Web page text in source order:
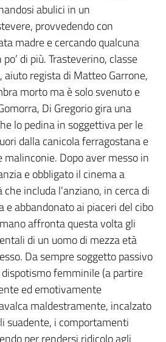
abulici in un
provvedendo con
madre e cercando qualcuna
di più. Trasteverino, classe
regista di Matteo Garrone,
morto ma è solo svenuto e
Di Gregorio gira una
lo pedina in soggettiva per le
dalla canicola ferragostana e
Dopo aver messo in
e obbligato il cinema a
includa l’anziano, in cerca di
e abbandonato ai piaceri del cibo
affronta questa volta gli
di un uomo di mezza età
Da sempre soggetto passivo
femminile (a partire
ed emotivamente
maldestramente, incalzato
suadente, i comportamenti
per rendersi ridicolo agli